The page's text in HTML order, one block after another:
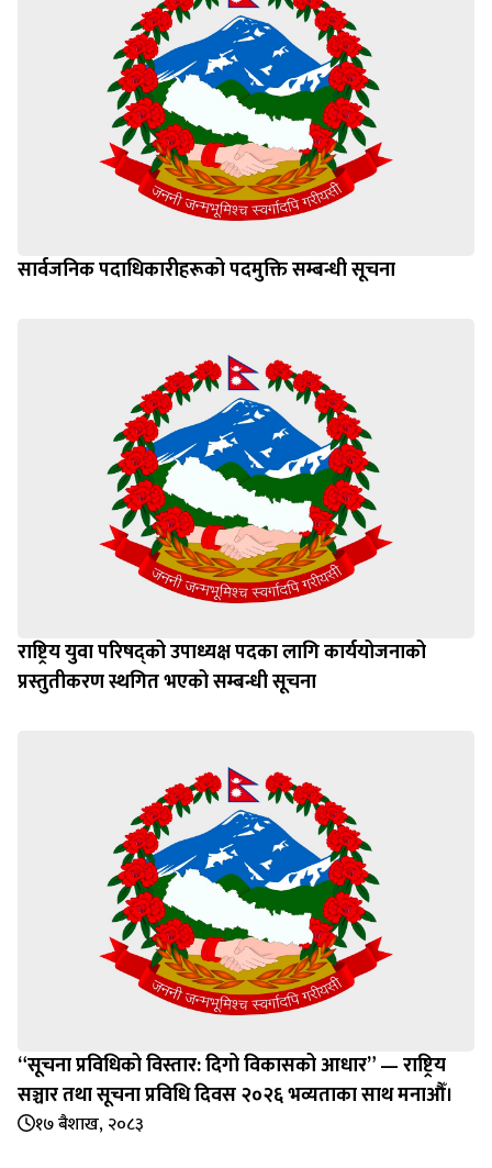
सार्वजनिक पदाधिकारीहरूको पदमुक्ति सम्बन्धी सूचना
राष्ट्रिय युवा परिषद्को उपाध्यक्ष पदका लागि कार्ययोजनाको
प्रस्तुतीकरण स्थगित भएको सम्बन्धी सूचना
“सूचना प्रविधिको विस्तार: दिगो विकासको आधार” — राष्ट्रिय
सञ्चार तथा सूचना प्रविधि दिवस २०२६ भव्यताका साथ मनाऔँ।
१७ बैशाख, २०८३